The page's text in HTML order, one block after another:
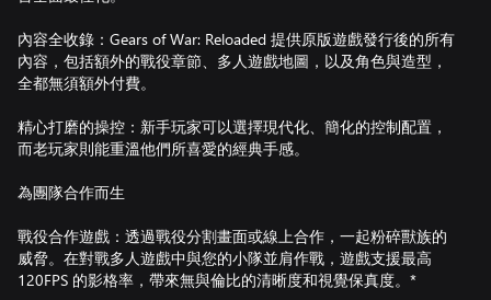
內容全收錄：Gears of War: Reloaded 提供原版遊戲發行後的所有
內容，包括額外的戰役章節、多人遊戲地圖，以及角色與造型，
全都無須額外付費。
精心打磨的操控：新手玩家可以選擇現代化、簡化的控制配置，
而老玩家則能重溫他們所喜愛的經典手感。
為團隊合作而生
戰役合作遊戲：透過戰役分割畫面或線上合作，一起粉碎獸族的
威脅。在對戰多人遊戲中與您的小隊並肩作戰，遊戲支援最高
120FPS 的影格率，帶來無與倫比的清晰度和視覺保真度。*